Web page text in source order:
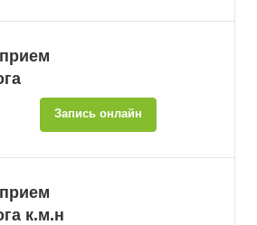
Запись онлайн
к.м.н